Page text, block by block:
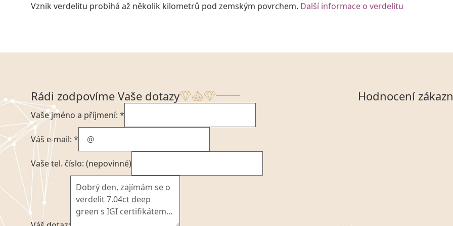
Vznik verdelitu probíhá až několik kilometrů pod zemským povrchem. Další informace o verdelitu
Rádi zodpovíme Vaše dotazy
Vaše jméno a příjmení: *
Váš e-mail: *
Vaše tel. číslo: (nepovinné)
Hodnocení